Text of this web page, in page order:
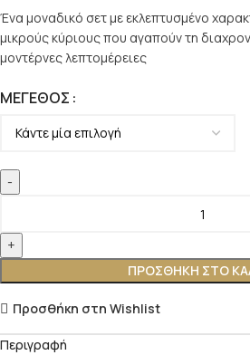
Ένα μοναδικό σετ με εκλεπτυσμένο
μικρούς κύριους που αγαπούν τη
μοντέρνες λεπτομέρειες
ΜΈΓΕΘΟΣ
ΠΡΟΣΘΉΚΗ ΣΤΟ
Προσθήκη στη Wishlist
Περιγραφή